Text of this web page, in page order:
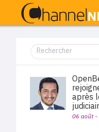
après
06 août -